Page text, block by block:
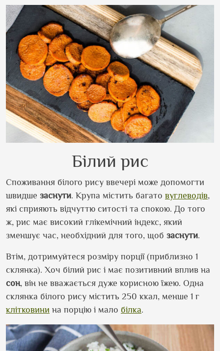
Білий рис
Споживання білого рису ввечері може допомогти
швидше заснути. Крупа містить багато вуглеводів,
які сприяють відчуттю ситості та спокою. До того
ж, рис має високий глікемічний індекс, який
зменшує час, необхідний для того, щоб заснути.
Втім, дотримуйтеся розміру порції (приблизно 1
склянка). Хоч білий рис і має позитивний вплив на
сон, він не вважається дуже корисною їжею. Одна
склянка білого рису містить 250 ккал, менше 1 г
клітковини на порцію і мало білка.